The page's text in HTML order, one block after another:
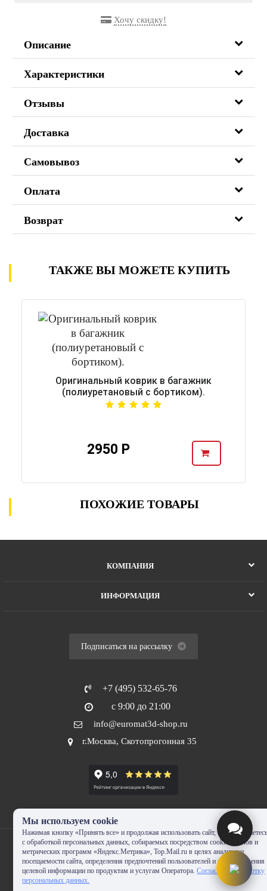
Хочу скидку!
Описание
Характеристики
Отзывы
Доставка
Самовывоз
Оплата
Возврат
ТАКЖЕ ВЫ МОЖЕТЕ КУПИТЬ
Оригинальный коврик в багажник
(полиуретановый с бортиком).
2950 Р
ПОХОЖИЕ ТОВАРЫ
КОМПАНИЯ
ИНФОРМАЦИЯ
Подписаться на рассылку
+7 (495) 532-65-76
с 9:00 до 21:00
info@euromat3d-shop.ru
г.Москва, Скотопрогонная 35
© 2010-2024 - EUROMAT|3D-SHOP.RU. Все права защищены. Копирование
Мы используем cookie
Нажимая кнопку «Принять все» и продолжая использовать сайт, Вы
с обработкой персональных данных, собираемых посредством cookie-файлов и
метрических программ «Яндекс.Метрика», Top.Mail.ru в целях аналитики
посещаемости сайта, определения предпочтений пользователей и предоставления
целевой информации по продуктам и услугам Оператора.Согласие на обработку
персональных данных.